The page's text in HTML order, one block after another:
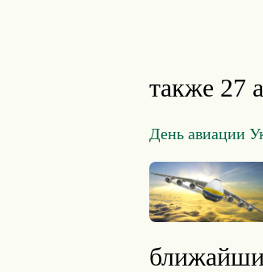
также 27
День авиации